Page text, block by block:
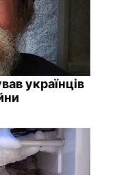
українців